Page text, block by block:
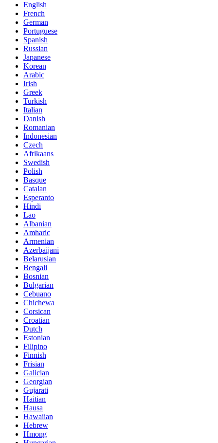
English
French
German
Portuguese
Spanish
Russian
Japanese
Korean
Arabic
Irish
Greek
Turkish
Italian
Danish
Romanian
Indonesian
Czech
Afrikaans
Swedish
Polish
Basque
Catalan
Esperanto
Hindi
Lao
Albanian
Amharic
Armenian
Azerbaijani
Belarusian
Bengali
Bosnian
Bulgarian
Cebuano
Chichewa
Corsican
Croatian
Dutch
Estonian
Filipino
Finnish
Frisian
Galician
Georgian
Gujarati
Haitian
Hausa
Hawaiian
Hebrew
Hmong